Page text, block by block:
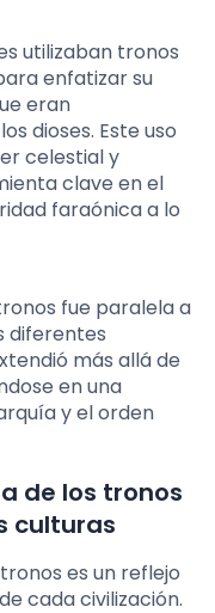
utilizaban tronos
enfatizar su
eran
dioses. Este uso
celestial y
clave en el
faraónica a lo
fue paralela a
diferentes
más allá de
en una
y el orden
de los tronos
culturas
es un reflejo
cada civilización.